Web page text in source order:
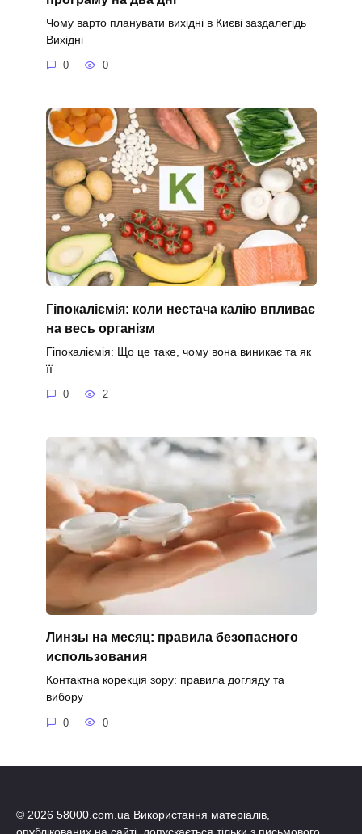
Чому варто планувати вихідні в Києві заздалегідь
Вихідні
0 0
Гіпокаліємія: коли нестача калію впливає
на весь організм
Гіпокаліємія: Що це таке, чому вона виникає та як
її
0 2
Линзы на месяц: правила безопасного
использования
Контактна корекція зору: правила догляду та
вибору
0 0
© 2026 58000.com.ua Використання матеріалів,
опублікованих на сайті, допускається тільки з письмового